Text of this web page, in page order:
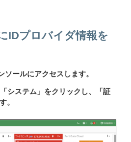
IDプロバイダ情報を
ールにアクセスします。
システム」をクリックし、「証
。